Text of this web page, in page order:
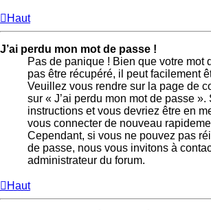
Haut
J’ai perdu mon mot de passe !
Pas de panique ! Bien que votre mot
pas être récupéré, il peut facilement
Veuillez vous rendre sur la page de
sur « J’ai perdu mon mot de passe ».
instructions et vous devriez être en
vous connecter de nouveau
Cependant, si vous ne pouvez pas
de passe, nous vous invitons à
administrateur du forum.
Haut